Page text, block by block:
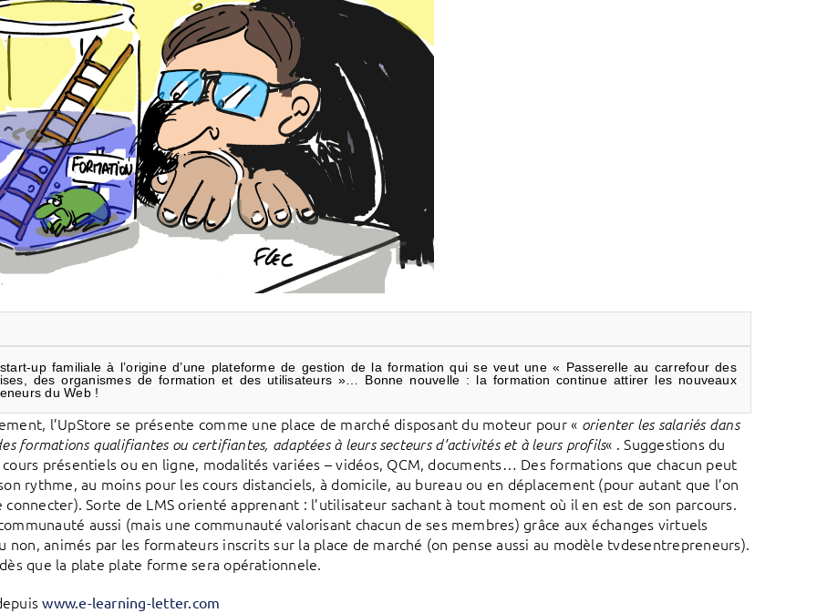
twitter
up familiale à l’origine d’une plateforme de gestion de la formation qui se veut une « Passerelle au carrefour des
des organismes de formation et des utilisateurs »… Bonne nouvelle : la formation continue attirer les nouveaux
du Web !
l’UpStore se présente comme une place de marché disposant du moteur pour « orienter les salariés dans
formations qualifiantes ou certifiantes, adaptées à leurs secteurs d’activités et à leurs profils« . Suggestions du
présentiels ou en ligne, modalités variées – vidéos, QCM, documents… Des formations que chacun peut
rythme, au moins pour les cours distanciels, à domicile, au bureau ou en déplacement (pour autant que l’on
connecter). Sorte de LMS orienté apprenant : l’utilisateur sachant à tout moment où il en est de son parcours.
aussi (mais une communauté valorisant chacun de ses membres) grâce aux échanges virtuels
non, animés par les formateurs inscrits sur la place de marché (on pense aussi au modèle tvdesentrepreneurs).
que la plate plate forme sera opérationnele.
www.e-learning-letter.com